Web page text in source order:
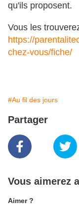
qu'ils proposent.
Vous les
https://
chez-vous/fiche/
#Au fil des jours
Partager
Vous aimerez
Aimer ?